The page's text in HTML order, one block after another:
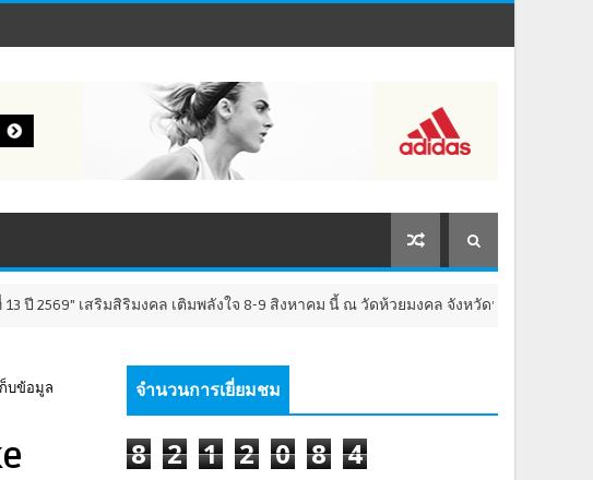
เสริมสิริมงคล เติมพลังใจ 8-9 สิงหาคม นี้ ณ วัดห้วยมงคล จังหวัดประจวบคีรีขันธ์
บข้อมูล
จำนวนการเยี่ยมชม
8 2 1 2 0 8 4